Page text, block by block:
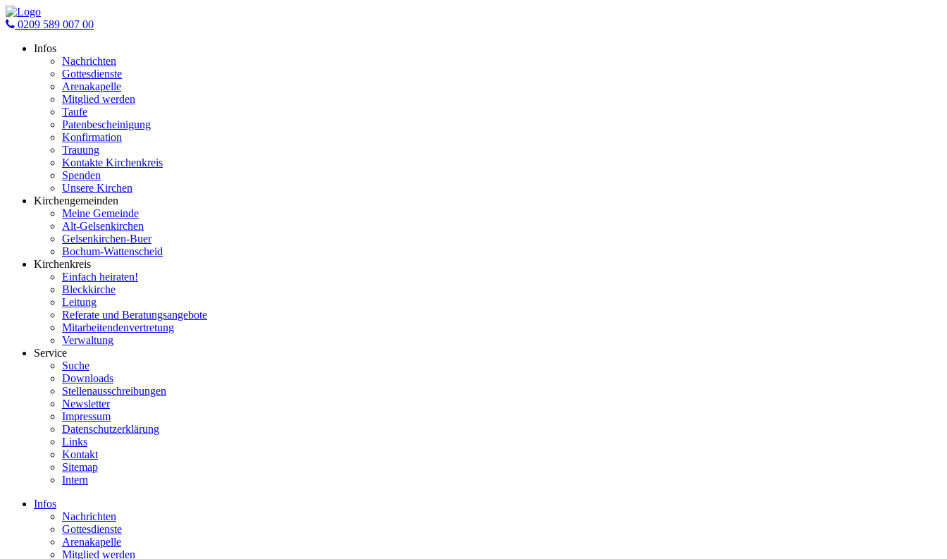
0209 589 007 00
Infos
Nachrichten
Gottesdienste
Arenakapelle
Mitglied werden
Taufe
Patenbescheinigung
Konfirmation
Trauung
Kontakte Kirchenkreis
Spenden
Unsere Kirchen
Kirchengemeinden
Meine Gemeinde
Alt-Gelsenkirchen
Gelsenkirchen-Buer
Bochum-Wattenscheid
Kirchenkreis
Einfach heiraten!
Bleckkirche
Leitung
Referate und Beratungsangebote
Mitarbeitendenvertretung
Verwaltung
Service
Suche
Downloads
Stellenausschreibungen
Newsletter
Impressum
Datenschutzerklärung
Links
Kontakt
Sitemap
Intern
Infos
Nachrichten
Gottesdienste
Arenakapelle
Mitglied werden